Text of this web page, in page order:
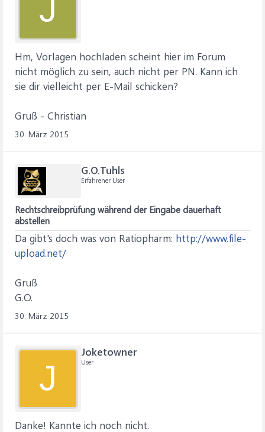
J
Hm, Vorlagen hochladen scheint hier im Forum
nicht möglich zu sein, auch nicht per PN. Kann ich
sie dir vielleicht per E-Mail schicken?
Gruß - Christian
30. März 2015
G.O.Tuhls
Erfahrener User
Rechtschreibprüfung während der Eingabe dauerhaft
abstellen
Da gibt's doch was von Ratiopharm: http://www.file-
upload.net/
Gruß
G.O.
30. März 2015
J
Joketowner
User
Danke! Kannte ich noch nicht.